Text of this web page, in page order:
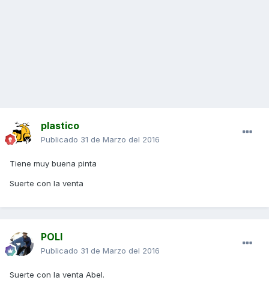
plastico
Publicado 31 de Marzo del 2016
Tiene muy buena pinta
Suerte con la venta
POLI
Publicado 31 de Marzo del 2016
Suerte con la venta Abel.